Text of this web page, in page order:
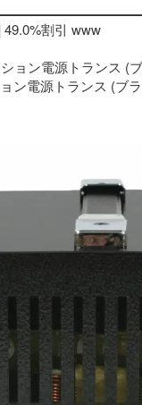
割引 www
ン電源トランス (ブ